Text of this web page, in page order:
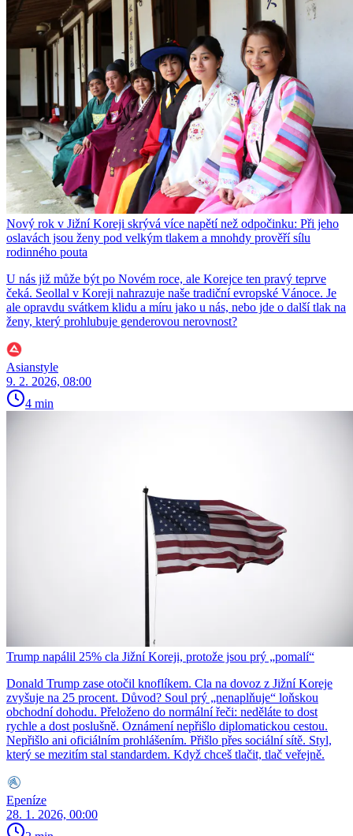
Nový rok v Jižní Koreji skrývá více napětí než odpočinku: Při jeho
oslavách jsou ženy pod velkým tlakem a mnohdy prověří sílu
rodinného pouta
U nás již může být po Novém roce, ale Korejce ten pravý teprve
čeká. Seollal v Koreji nahrazuje naše tradiční evropské Vánoce. Je
ale opravdu svátkem klidu a míru jako u nás, nebo jde o další tlak na
ženy, který prohlubuje genderovou nerovnost?
Asianstyle
9. 2. 2026, 08:00
4 min
Trump napálil 25% cla Jižní Koreji, protože jsou prý „pomalí“
Donald Trump zase otočil knoflíkem. Cla na dovoz z Jižní Koreje
zvyšuje na 25 procent. Důvod? Soul prý „nenaplňuje“ loňskou
obchodní dohodu. Přeloženo do normální řeči: neděláte to dost
rychle a dost poslušně. Oznámení nepřišlo diplomatickou cestou.
Nepřišlo ani oficiálním prohlášením. Přišlo přes sociální sítě. Styl,
který se mezitím stal standardem. Když chceš tlačit, tlač veřejně.
Epeníze
28. 1. 2026, 00:00